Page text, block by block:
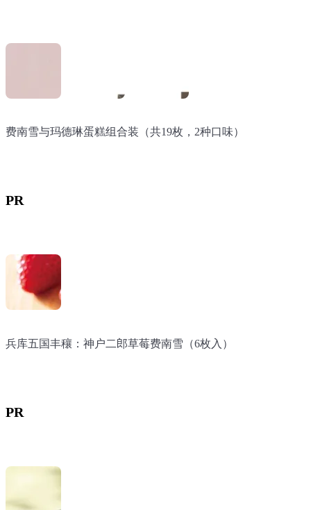
费南雪与玛德琳蛋糕组合装（共19枚，2种口味）
兵库五国丰穰：神户二郎草莓费南雪（6枚入）
京都·匠人 抹茶费南雪（5枚入）
PR
兵库五国丰穰：神户二郎草莓费南雪（6枚入）
兵库五国丰穰：神户二郎草莓费南雪（6枚入）
PR